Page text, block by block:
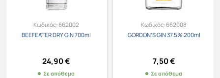
Κωδικός:662002
BEEFEATER DRY GIN 700ml
24,90€
Σε απόθεμα
Κωδικός:662008
GORDON’S GIN 37.5% 200ml
7,50€
Σε απόθεμα